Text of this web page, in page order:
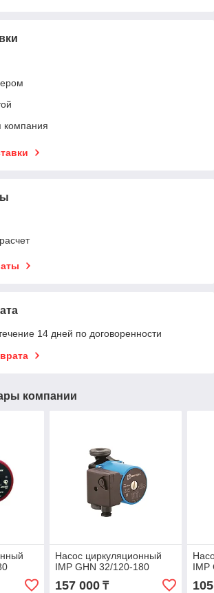
компания
14 дней по договоренности
компании
Насос циркуляционный
IMP GHN 32/120-180
157 000₸
IMP